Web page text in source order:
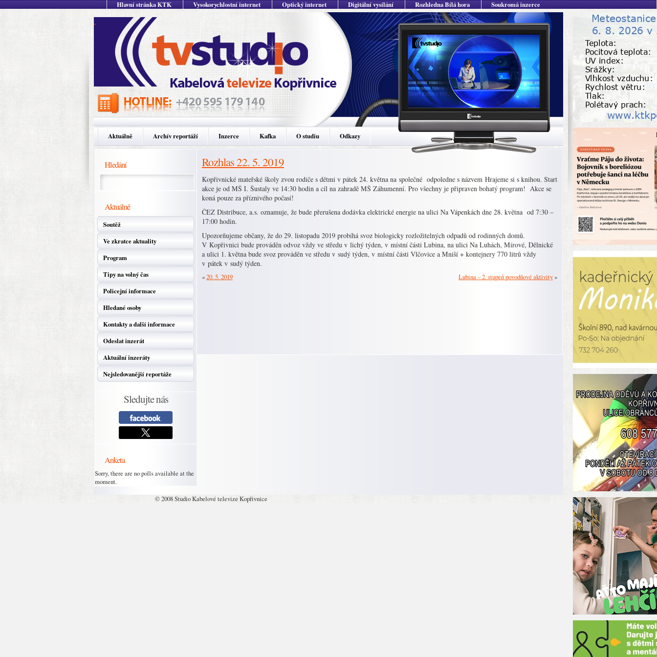
Hlavní stránka KTK Vysokorychlostní internet Optický internet Digitální vysílání Rozhledna Bílá hora Soukromá inzerce
Aktuálně Archív reportáží Inzerce Kafka O studiu Odkazy
Hledání
Aktuálně
Soutěž
Ve zkratce aktuality
Program
Tipy na volný čas
Policejní informace
Hledané osoby
Kontakty a další informace
Odeslat inzerát
Aktuální inzeráty
Nejsledovanější reportáže
Sledujte nás
Anketa
Sorry, there are no polls available at the
moment.
Rozhlas 22. 5. 2019
Kopřivnické mateřské školy zvou rodiče s dětmi v pátek 24. května na společné odpoledne s názvem Hrajeme si s knihou. Start
akce je od MŠ I. Šustaly ve 14:30 hodin a cíl na zahradě MŠ Záhumenní. Pro všechny je připraven bohatý program! Akce se
koná pouze za příznivého počasí!
ČEZ Distribuce, a.s. oznamuje, že bude přerušena dodávka elektrické energie na ulici Na Vápenkách dne 28. května od 7:30 –
17:00 hodin.
Upozorňujeme občany, že do 29. listopadu 2019 probíhá svoz biologicky rozložitelných odpadů od rodinných domů.
V Kopřivnici bude prováděn odvoz vždy ve středu v lichý týden, v místní části Lubina, na ulici Na Luhách, Mírové, Dělnické
a ulici 1. května bude svoz prováděn ve středu v sudý týden, v místní části Vlčovice a Mniší + kontejnery 770 litrů vždy
v pátek v sudý týden.
«20. 5. 2019 Lubina – 2. stupeň povodňové aktivity»
© 2008 Studio Kabelové televize Kopřivnice